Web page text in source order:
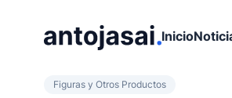
Inicio
Figuras y Otros Productos